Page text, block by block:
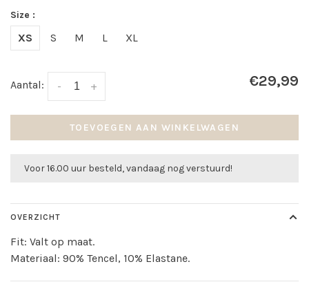
Size :
XS S M L XL
Aantal: +
- €29,99
TOEVOEGEN AAN WINKELWAGEN
Voor 16.00 uur besteld, vandaag nog verstuurd!
OVERZICHT
Fit: Valt op maat.
Materiaal: 90% Tencel, 10% Elastane.